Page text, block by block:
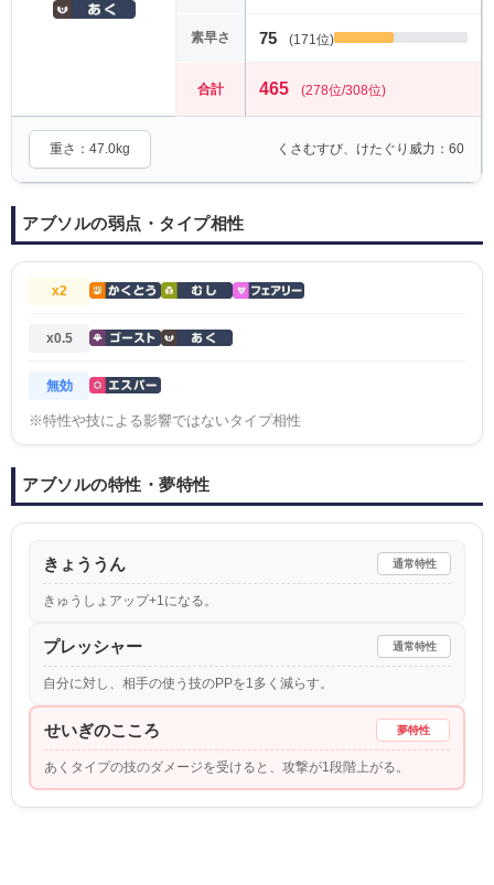
素早さ 75 (171位)
合計 465 (278位/308位)
重さ：47.0kg くさむすび、けたぐり威力：60
アブソルの弱点・タイプ相性
x2
x0.5
無効
※特性や技による影響ではないタイプ相性
アブソルの特性・夢特性
きょううん 通常特性
きゅうしょアップ+1になる。
プレッシャー 通常特性
自分に対し、相手の使う技のPPを1多く減らす。
せいぎのこころ 夢特性
あくタイプの技のダメージを受けると、攻撃が1段階上がる。